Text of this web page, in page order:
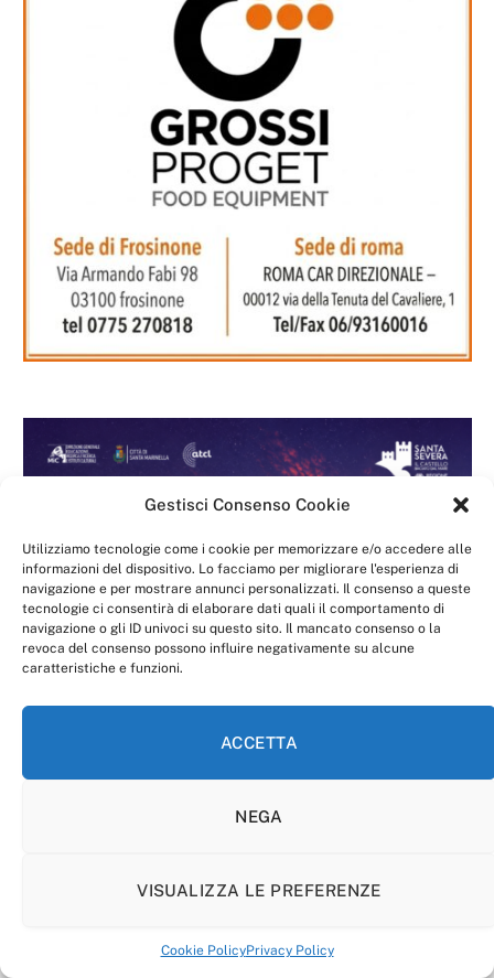
Gestisci Consenso Cookie
Utilizziamo tecnologie come i cookie per memorizzare e/o accedere alle
informazioni del dispositivo. Lo facciamo per migliorare l'esperienza di
navigazione e per mostrare annunci personalizzati. Il consenso a queste
tecnologie ci consentirà di elaborare dati quali il comportamento di
navigazione o gli ID univoci su questo sito. Il mancato consenso o la
revoca del consenso possono influire negativamente su alcune
caratteristiche e funzioni.
ACCETTA
NEGA
VISUALIZZA LE PREFERENZE
Cookie PolicyPrivacy Policy